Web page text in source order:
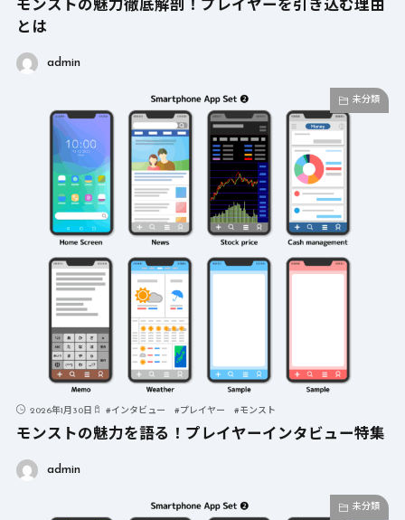
モンストの魅力徹底解剖！プレイヤーを引き込む理由
とは
admin
未分類
2026年1月30日 #インタビュー #プレイヤー #モンスト
モンストの魅力を語る！プレイヤーインタビュー特集
admin
未分類